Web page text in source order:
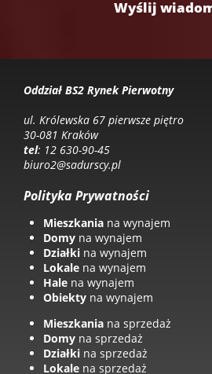
Oddział BS2 Rynek Pierwotny
ul. Królewska 67 pierwsze piętro
30-081 Kraków
tel: 12 630-90-45
biuro2@sadurscy.pl
Polityka Prywatności
Mieszkania na wynajem
Domy na wynajem
Działki na wynajem
Lokale na wynajem
Hale na wynajem
Obiekty na wynajem
Mieszkania na sprzedaż
Domy na sprzedaż
Działki na sprzedaż
Lokale na sprzedaż